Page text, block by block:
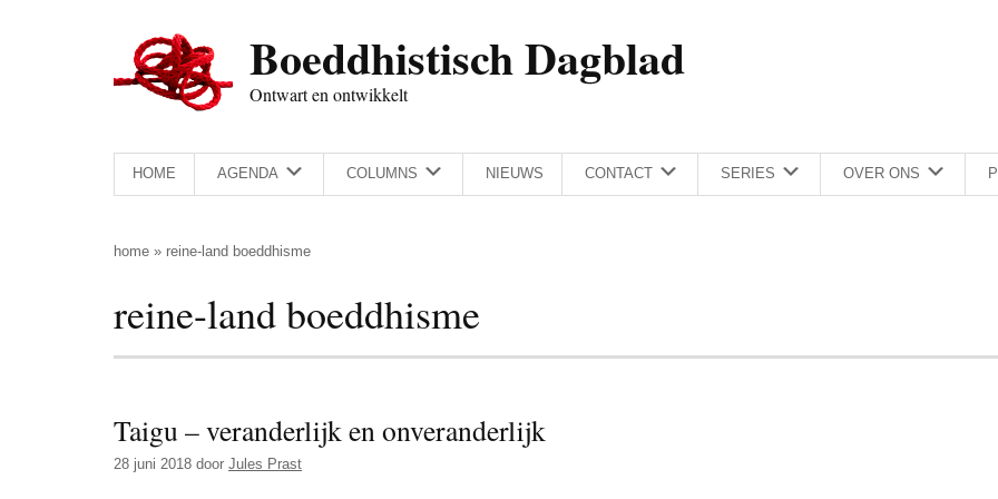
Boeddhistisch Dagblad
Ontwart en ontwikkelt
HOME AGENDA COLUMNS NIEUWS CONTACT SERIES OVER ONS
home » reine-land boeddhisme
reine-land boeddhisme
Taigu – veranderlijk en onveranderlijk
28 juni 2018 door Jules Prast